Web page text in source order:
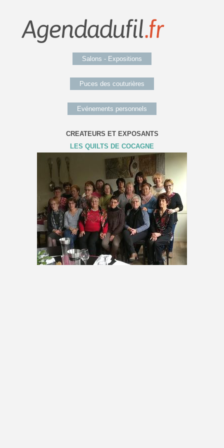
Salons - Expositions
Puces des couturières
Evénements personnels
CREATEURS ET EXPOSANTS
LES QUILTS DE COCAGNE